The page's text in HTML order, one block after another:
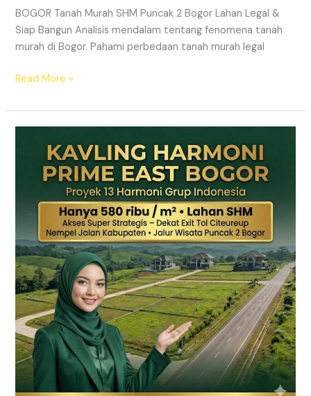
BOGOR Tanah Murah SHM Puncak 2 Bogor Lahan Legal &
Siap Bangun Analisis mendalam tentang fenomena tanah
murah di Bogor. Pahami perbedaan tanah murah legal
Read More »
Hanjawong
Puncak
Bogor
Gunung
&
SHM
Pecah
Sertifikat